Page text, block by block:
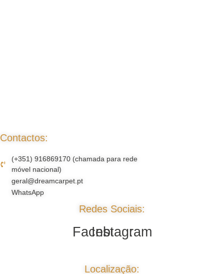
Contactos:
(+351) 916869170 (chamada para rede
móvel nacional)
geral@dreamcarpet.pt
WhatsApp
Redes Sociais:
Facebook
Instagram
Localização: